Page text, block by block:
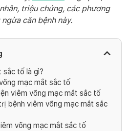
triệu chứng, các phương
căn bệnh này.
sắc tố là gì?
mạc mắt sắc tố
viêm võng mạc mắt sắc tố
bệnh viêm võng mạc mắt sắc
võng mạc mắt sắc tố